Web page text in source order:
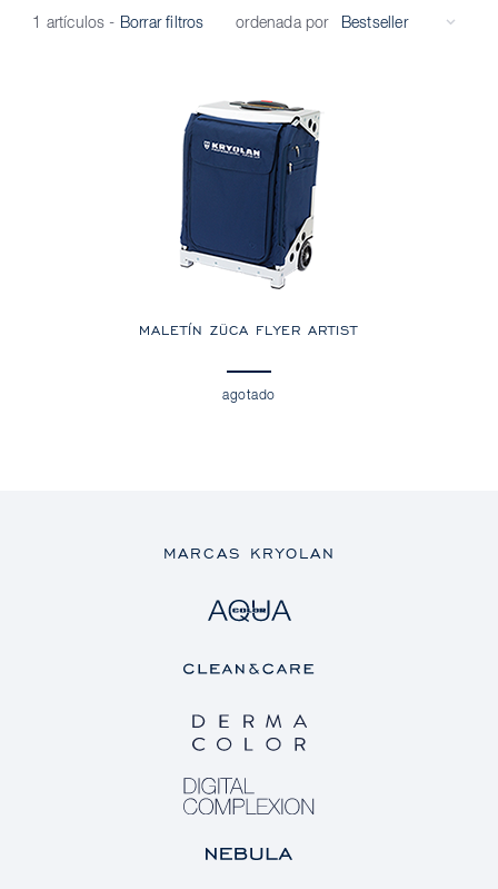
1 artículos - Borrar filtros ordenada por
MALETÍN ZÜCA FLYER ARTIST
agotado
MARCAS KRYOLAN